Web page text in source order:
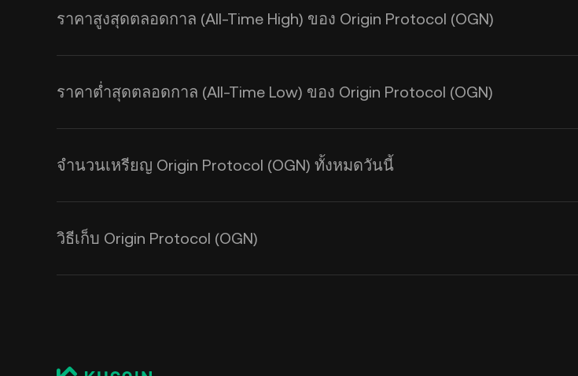
(OGN) ซึ่งราคา Origin Protocol จะได้รับผลกระทบจากอุปสงค์แ
ราคาสูงสุดตลอดกาล (All-Time High) ของ Origin Protocol (OGN)
ราคาต่ำสุดตลอดกาล (All-Time Low) ของ Origin Protocol (OGN)
จำนวนเหรียญ Origin Protocol (OGN) ทั้งหมดวันนี้
วิธีเก็บ Origin Protocol (OGN)